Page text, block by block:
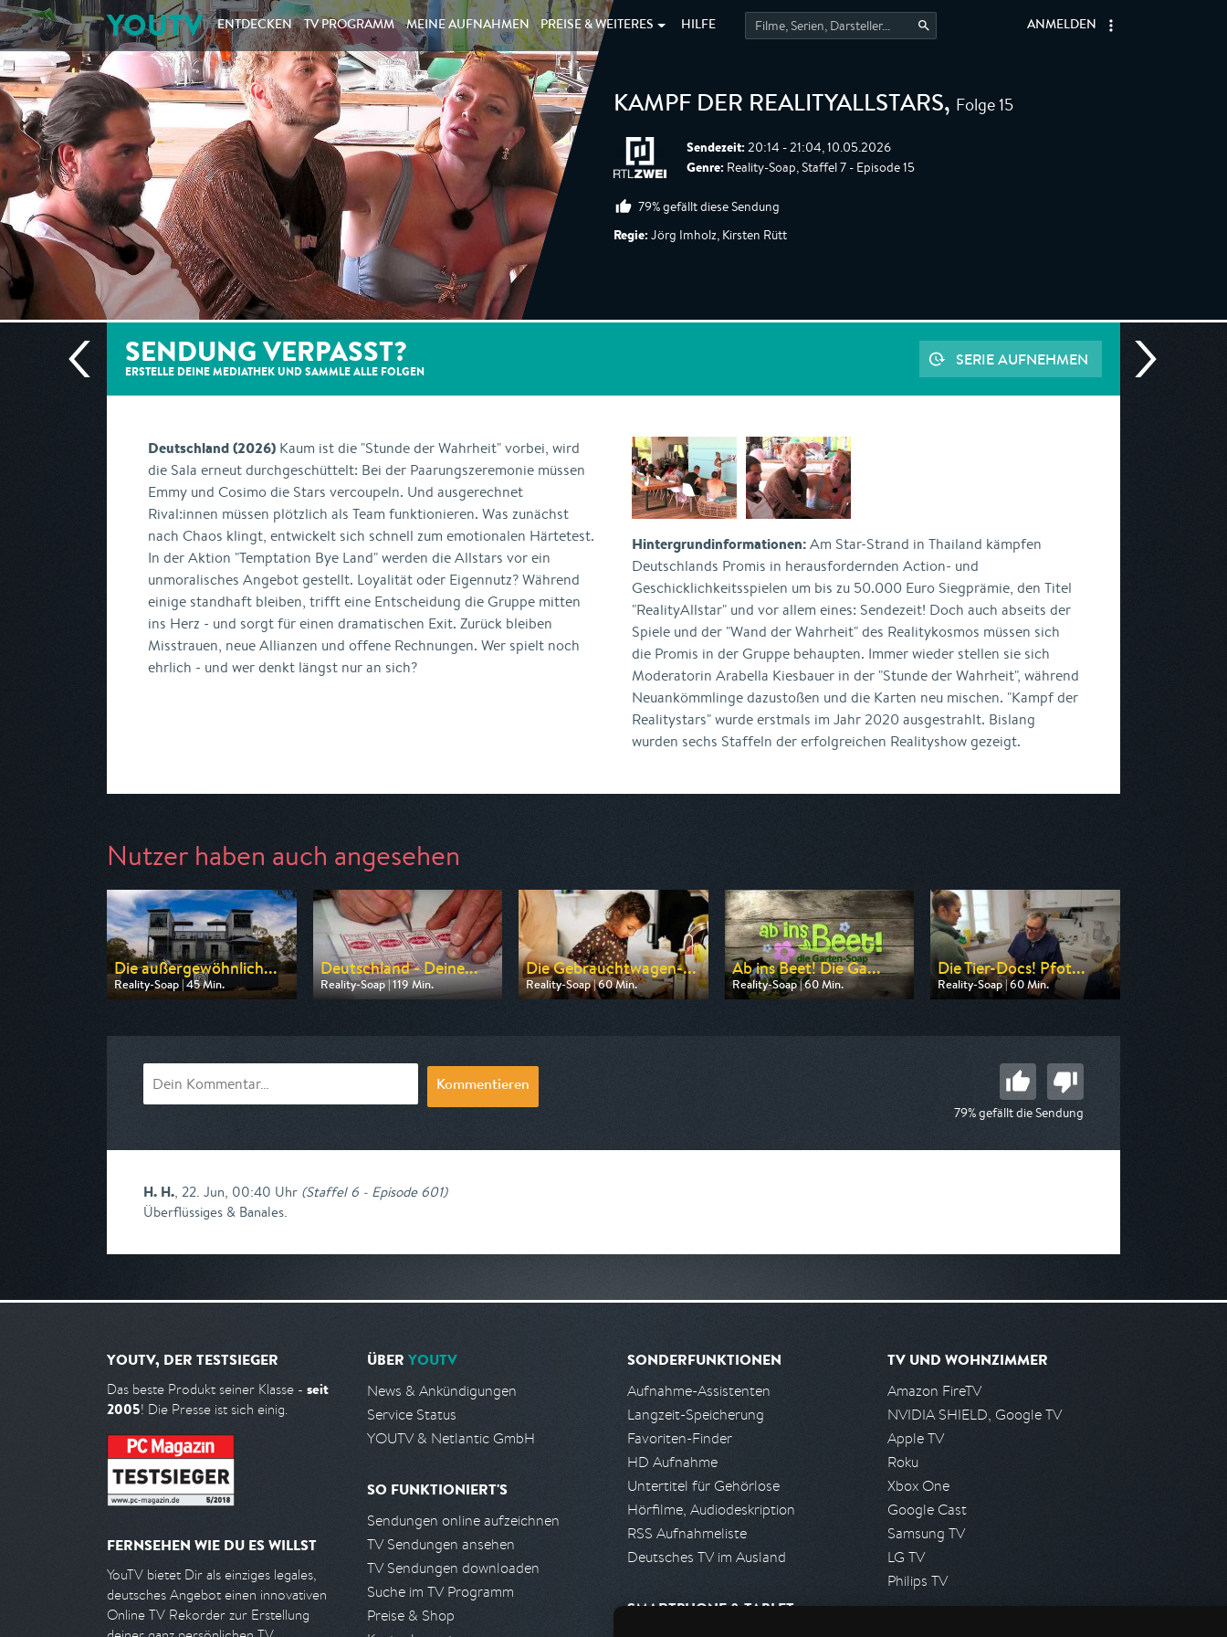
YOUTV ENTDECKEN TV PROGRAMM MEINE AUFNAHMEN PREISE & WEITERES HILFE ANMELDEN
KAMPF DER REALITYALLSTARS, Folge 15
Sendezeit: 20:14 - 21:04, 10.05.2026
Genre: Reality-Soap, Staffel 7 - Episode 15
79% gefällt diese Sendung
Regie: Jörg Imholz, Kirsten Rütt
SENDUNG VERPASST?
ERSTELLE DEINE MEDIATHEK UND SAMMLE ALLE FOLGEN
SERIE AUFNEHMEN
Deutschland (2026) Kaum ist die "Stunde der Wahrheit" vorbei, wird
die Sala erneut durchgeschüttelt: Bei der Paarungszeremonie müssen
Emmy und Cosimo die Stars vercoupeln. Und ausgerechnet
Rival:innen müssen plötzlich als Team funktionieren. Was zunächst
nach Chaos klingt, entwickelt sich schnell zum emotionalen Härtetest.
In der Aktion "Temptation Bye Land" werden die Allstars vor ein
unmoralisches Angebot gestellt. Loyalität oder Eigennutz? Während
einige standhaft bleiben, trifft eine Entscheidung die Gruppe mitten
ins Herz - und sorgt für einen dramatischen Exit. Zurück bleiben
Misstrauen, neue Allianzen und offene Rechnungen. Wer spielt noch
ehrlich - und wer denkt längst nur an sich?
Hintergrundinformationen:Am Star-Strand in Thailand kämpfen
Deutschlands Promis in herausfordernden Action- und
Geschicklichkeitsspielen um bis zu 50.000 Euro Siegprämie, den Titel
"RealityAllstar" und vor allem eines: Sendezeit! Doch auch abseits der
Spiele und der "Wand der Wahrheit" des Realitykosmos müssen sich
die Promis in der Gruppe behaupten. Immer wieder stellen sie sich
Moderatorin Arabella Kiesbauer in der "Stunde der Wahrheit", während
Neuankömmlinge dazustoßen und die Karten neu mischen. "Kampf der
Realitystars" wurde erstmals im Jahr 2020 ausgestrahlt. Bislang
wurden sechs Staffeln der erfolgreichen Realityshow gezeigt.
Nutzer haben auch angesehen
Die außergewöhnlich...
Reality-Soap | 45 Min.
Ausgestrahlt von ZDF
Deutschland - Deine...
Reality-Soap | 119 Min.
Ausgestrahlt von RTLZWEI
Die Gebrauchtwagen-...
Reality-Soap | 60 Min.
Ausgestrahlt von DMAX
Ab ins Beet! Die Ga...
Reality-Soap | 60 Min.
Ausgestrahlt von VOX
Die Tier-Docs! Pfot...
Reality-Soap | 60 Min.
Ausgestrahlt von SAT.1 Gold
Kommentieren
79% gefällt die Sendung
H. H., 22. Jun, 00:40 Uhr (Staffel 6 - Episode 601)
Überflüssiges & Banales.
YOUTV, DER TESTSIEGER
Das beste Produkt seiner Klasse - seit
2005! Die Presse ist sich einig.
FERNSEHEN WIE DU ES WILLST
YouTV bietet Dir als einziges legales,
deutsches Angebot einen innovativen
Online TV Rekorder zur Erstellung
ÜBER YOUTV
News & Ankündigungen
Service Status
YOUTV & Netlantic GmbH
SO FUNKTIONIERT'S
Sendungen online aufzeichnen
TV Sendungen ansehen
TV Sendungen downloaden
Suche im TV Programm
Preise & Shop
SONDERFUNKTIONEN
Aufnahme-Assistenten
Langzeit-Speicherung
Favoriten-Finder
HD Aufnahme
Untertitel für Gehörlose
Hörfilme, Audiodeskription
RSS Aufnahmeliste
Deutsches TV im Ausland
SMARTPHONE & TABLET
TV UND WOHNZIMMER
Amazon FireTV
NVIDIA SHIELD, Google TV
Apple TV
Roku
Xbox One
Google Cast
Samsung TV
LG TV
Philips TV